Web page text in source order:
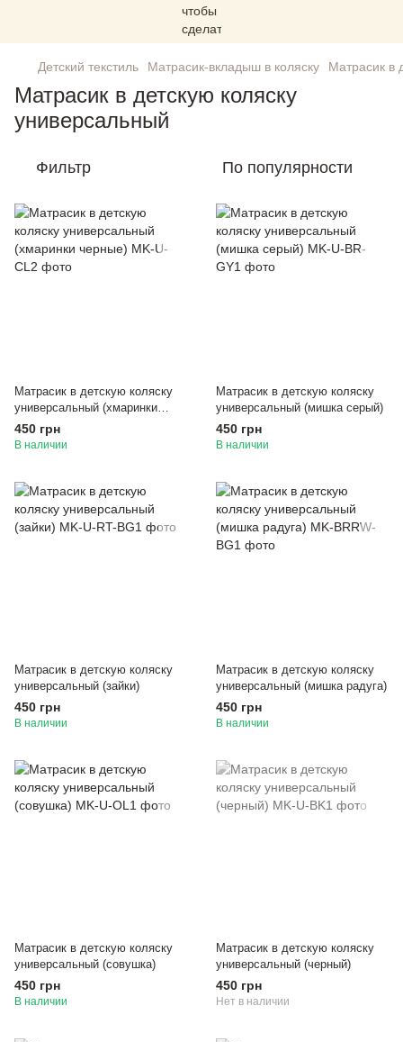
Детский текстиль Матрасик-вкладыш в коляску Матрасик в
Матрасик в детскую коляску
универсальный
Фильтр По популярности
Матрасик в детскую коляску
универсальный (хмаринки
черные)
450 грн
В наличии
Матрасик в детскую коляску
универсальный (мишка серый)
450 грн
В наличии
Матрасик в детскую коляску
универсальный (зайки)
450 грн
В наличии
Матрасик в детскую коляску
универсальный (мишка радуга)
450 грн
В наличии
Матрасик в детскую коляску
универсальный (совушка)
450 грн
В наличии
Матрасик в детскую коляску
универсальный (черный)
450 грн
Нет в наличии